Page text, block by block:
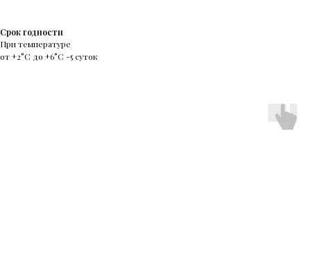
Срок годности
При температуре
от +2°С до +6°С -5 суток